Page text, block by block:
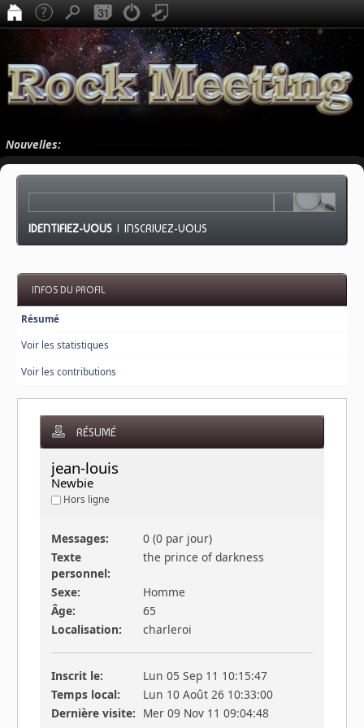
Nouvelles:
IDENTIFIEZ-VOUS |INSCRIVEZ-VOUS
INFOS DU PROFIL
Résumé
Voir les statistiques
Voir les contributions
RÉSUMÉ
jean-louis
Newbie
Hors ligne
Messages:
0 (0 par jour)
Texte
personnel:
the prince of darkness
Sexe:
Homme
Âge:
65
Localisation:
charleroi
Inscrit le:
Lun 05 Sep 11 10:15:47
Temps local:
Lun 10 Août 26 10:33:00
Dernière visite: Mer 09 Nov 11 09:04:48